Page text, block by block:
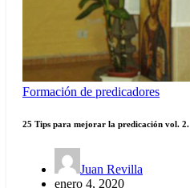
Formación de predicadores
25 Tips para mejorar la predicación vol. 2.
Juan Revilla
enero 4, 2020